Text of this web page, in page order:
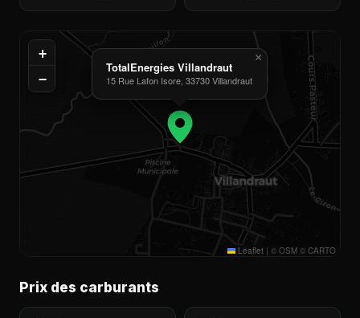
TotalEnergies Villandraut
15 Rue Lafon Isore, 33730 Villandraut
×
+
−
Leaflet | © OSM © CARTO
Prix des carburants